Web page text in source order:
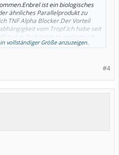
ist ein biologisches
ähnliches Parallelprodukt zu
TNF Alpha Blocker.Der Vorteil
vom Tropf.Ich habe seit
zu tun.Du kannst es spritzen,ich
zur Infusion.Immer ärgerlich
von Remicade läßt
gut,wenn Du ständig einen
bei Dir hast.Vor jeder OP muß ich
Antibiotika einnehmen,so dass
Kraft sich dagegen zu
vollständiger Größe anzuzeigen.
#4